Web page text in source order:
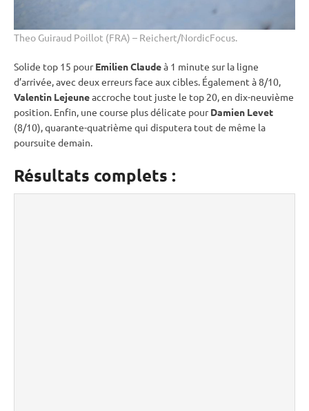
Theo Guiraud Poillot (FRA) – Reichert/NordicFocus.
Solide top 15 pourEmilien Claudeà 1 minute sur la ligne
d’arrivée, avec deux erreurs face aux cibles. Également à 8/10,
Valentin Lejeuneaccroche tout juste le top 20, en dix-neuvième
position. Enfin, une course plus délicate pourDamien Levet
(8/10), quarante-quatrième qui disputera tout de même la
poursuite demain.
Résultats complets :